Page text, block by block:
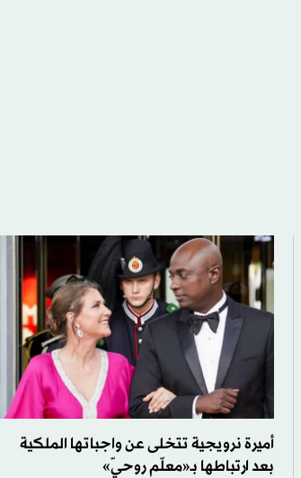
أميرة نرويجية تتخلى عن واجباتها الملكية
بعد ارتباطها بـ«معلّم روحيّ»